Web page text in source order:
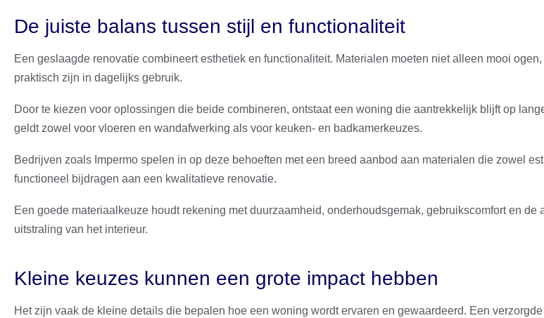
De juiste balans tussen stijl en functionaliteit
Een geslaagde renovatie combineert esthetiek en functionaliteit. Materialen moeten niet alleen mooi
praktisch zijn in dagelijks gebruik.
Door te kiezen voor oplossingen die beide combineren, ontstaat een woning die aantrekkelijk blijft op
geldt zowel voor vloeren en wandafwerking als voor keuken- en badkamerkeuzes.
Bedrijven zoals Impermo spelen in op deze behoeften met een breed aanbod aan materialen die zowel
functioneel bijdragen aan een kwalitatieve renovatie.
Een goede materiaalkeuze houdt rekening met duurzaamheid, onderhoudsgemak, gebruikscomfort en de
uitstraling van het interieur.
Kleine keuzes kunnen een grote impact hebben
Het zijn vaak de kleine details die bepalen hoe een woning wordt ervaren en gewaardeerd. Een